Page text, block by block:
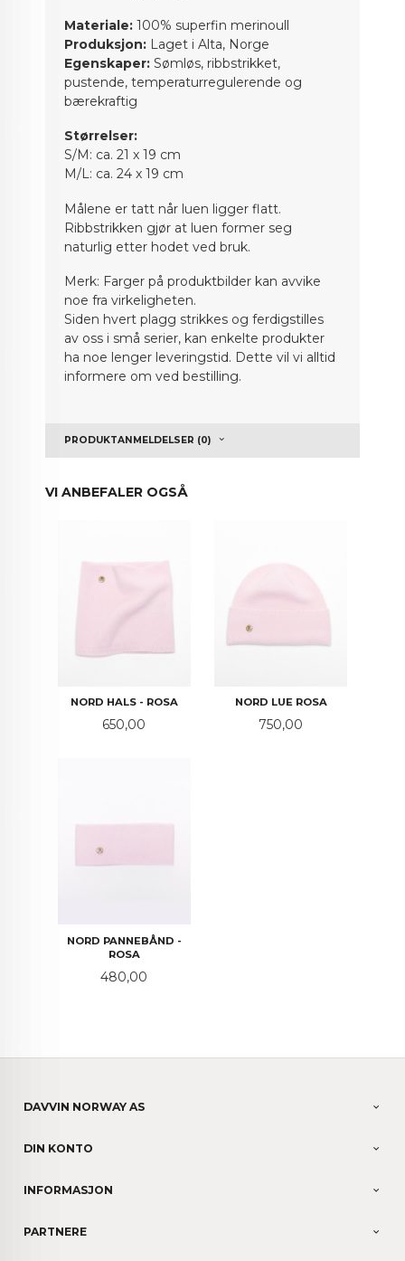
Materiale: 100% superfin merinoull
Produksjon: Laget i Alta, Norge
Egenskaper: Sømløs, ribbstrikket,
pustende, temperaturregulerende og
bærekraftig
Størrelser:
S/M: ca. 21 x 19 cm
M/L: ca. 24 x 19 cm
Målene er tatt når luen ligger flatt.
Ribbstrikken gjør at luen former seg
naturlig etter hodet ved bruk.
Merk: Farger på produktbilder kan avvike
noe fra virkeligheten.
Siden hvert plagg strikkes og ferdigstilles
av oss i små serier, kan enkelte produkter
ha noe lenger leveringstid. Dette vil vi alltid
informere om ved bestilling.
PRODUKTANMELDELSER (0)
VI ANBEFALER OGSÅ
NORD HALS - ROSA
Pris
650,00
NORD LUE ROSA
Pris
750,00
NORD PANNEBÅND -
ROSA
Pris
480,00
DAVVIN NORWAY AS
DIN KONTO
INFORMASJON
PARTNERE